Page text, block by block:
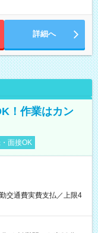
詳細へ
！作業はカン
面接OK
交通費実費支払／上限4